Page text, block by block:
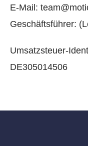
E-Mail:
Geschäftsführer:
Umsatzsteuer-
DE305014506